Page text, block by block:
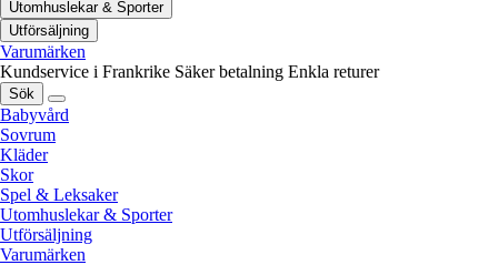
Utomhuslekar & Sporter
Utförsäljning
Varumärken
Kundservice i Frankrike Säker betalning Enkla returer
Sök
Babyvård
Sovrum
Kläder
Skor
Spel & Leksaker
Utomhuslekar & Sporter
Utförsäljning
Varumärken